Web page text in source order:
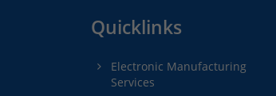
Quicklinks
Electronic Manufacturing
Services